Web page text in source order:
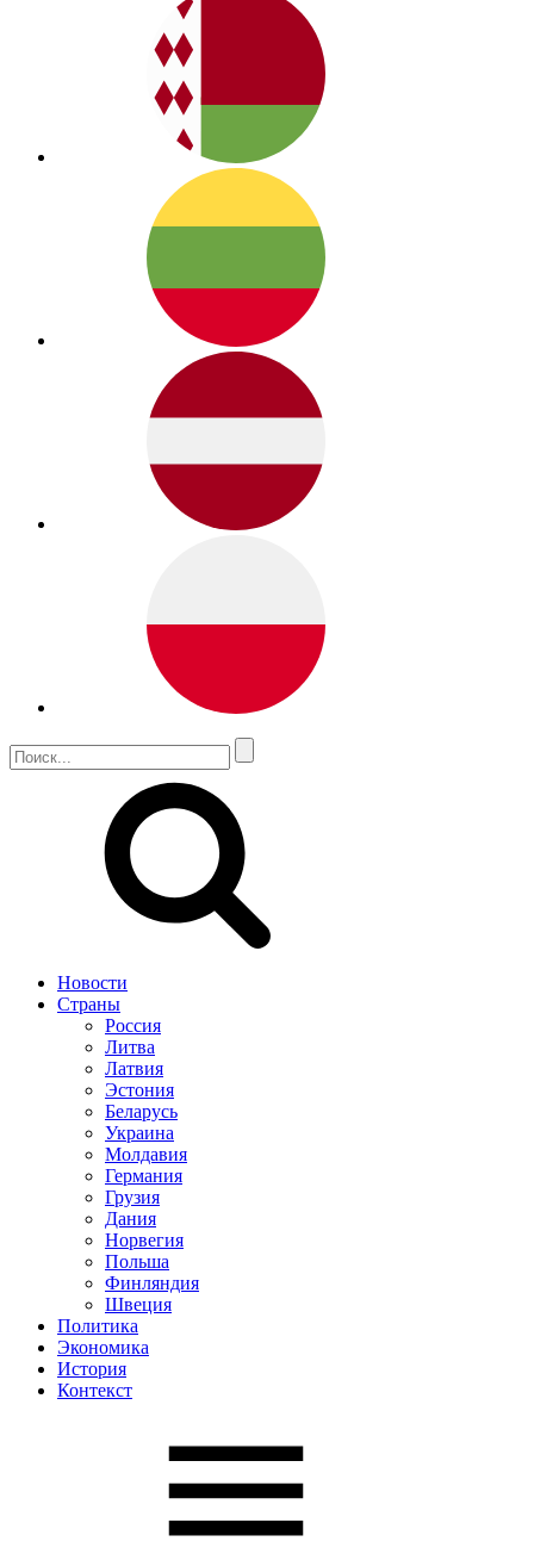
Новости
Страны
Россия
Литва
Латвия
Эстония
Беларусь
Украина
Молдавия
Германия
Грузия
Дания
Норвегия
Польша
Финляндия
Швеция
Политика
Экономика
История
Контекст